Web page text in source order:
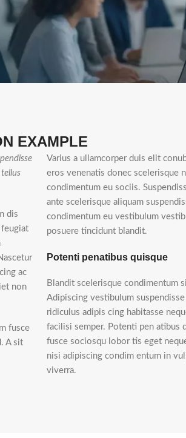
EXAMPLE
dis
ac
non
fusce
A sit
Varius a ullamcorper duis elit
eros venenatis donec scelerisque
condimentum eu sociis.
ante scelerisque aliquam
condimentum eu vestibulum
posuere tincidunt blandit.
Potenti penatibus quisque
Blandit scelerisque condimentum
Adipiscing vestibulum
ridiculus adipis cing habitasse
facilisi semper. Potenti pen atibus
fusce sociosqu lobor tis eget
nisi adipiscing condim entum in
viverra.